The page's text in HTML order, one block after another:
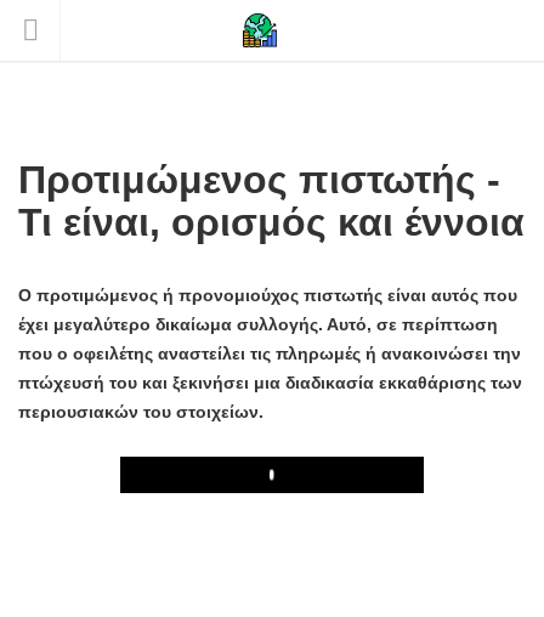
Προτιμώμενος πιστωτής -
Τι είναι, ορισμός και έννοια
Ο προτιμώμενος ή προνομιούχος πιστωτής είναι αυτός που
έχει μεγαλύτερο δικαίωμα συλλογής. Αυτό, σε περίπτωση
που ο οφειλέτης αναστείλει τις πληρωμές ή ανακοινώσει την
πτώχευσή του και ξεκινήσει μια διαδικασία εκκαθάρισης των
περιουσιακών του στοιχείων.
Play